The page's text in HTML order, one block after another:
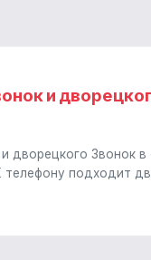
и
дворецкого Звонок в
телефону подходит